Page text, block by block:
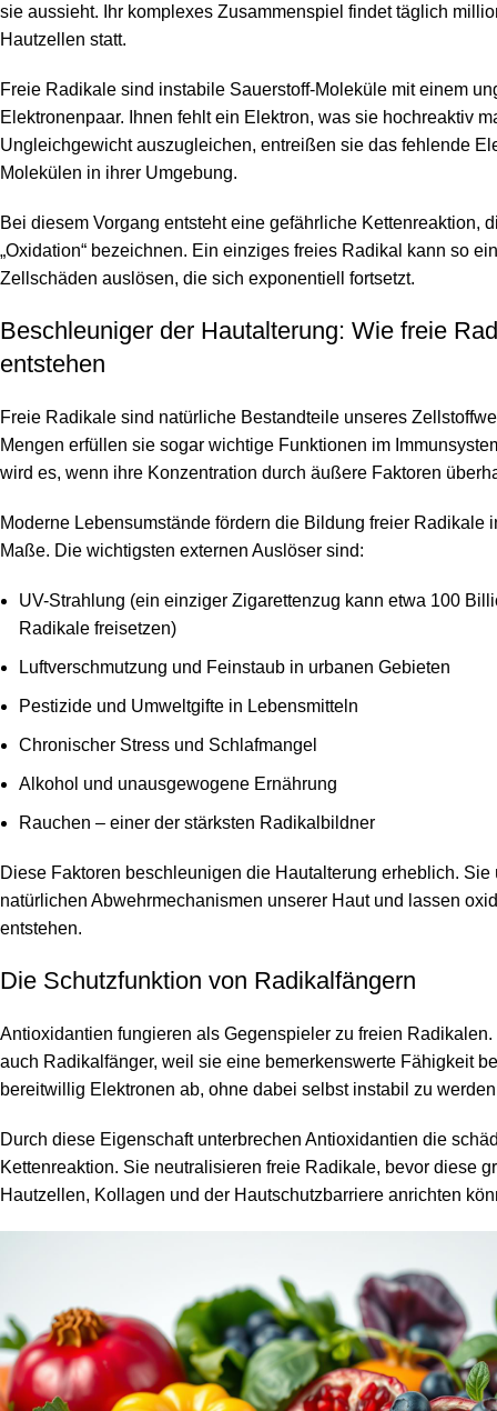
sie aussieht. Ihr komplexes Zusammenspiel findet täglich
Hautzellen statt.
Freie Radikale sind instabile Sauerstoff-Moleküle mit einem
Elektronenpaar. Ihnen fehlt ein Elektron, was sie hochreaktiv
Ungleichgewicht auszugleichen, entreißen sie das fehlende
Molekülen in ihrer Umgebung.
Bei diesem Vorgang entsteht eine gefährliche Kettenreaktion,
„Oxidation“ bezeichnen. Ein einziges freies Radikal kann so
Zellschäden auslösen, die sich exponentiell fortsetzt.
Beschleuniger der Hautalterung: Wie freie
entstehen
Freie Radikale sind natürliche Bestandteile unseres
Mengen erfüllen sie sogar wichtige Funktionen im
wird es, wenn ihre Konzentration durch äußere Faktoren
Moderne Lebensumstände fördern die Bildung freier Radikale
Maße. Die wichtigsten externen Auslöser sind:
UV-Strahlung (ein einziger Zigarettenzug kann etwa 100
Radikale freisetzen)
Luftverschmutzung und Feinstaub in urbanen Gebieten
Pestizide und Umweltgifte in Lebensmitteln
Chronischer Stress und Schlafmangel
Alkohol und unausgewogene Ernährung
Rauchen – einer der stärksten Radikalbildner
Diese Faktoren beschleunigen die Hautalterung erheblich. Sie
natürlichen Abwehrmechanismen unserer Haut und lassen
entstehen.
Die Schutzfunktion von Radikalfängern
Antioxidantien fungieren als Gegenspieler zu freien Radikalen.
auch Radikalfänger, weil sie eine bemerkenswerte Fähigkeit
bereitwillig Elektronen ab, ohne dabei selbst instabil zu
Durch diese Eigenschaft unterbrechen Antioxidantien die
Kettenreaktion. Sie neutralisieren freie Radikale, bevor diese
Hautzellen, Kollagen und der Hautschutzbarriere anrichten